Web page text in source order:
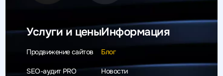
Услуги и цены
Продвижение сайтов
SEO-аудит PRO
Информация
Блог
Новости